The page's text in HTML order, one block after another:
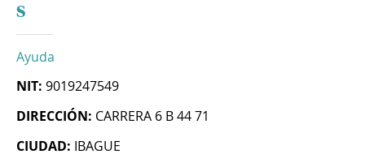
S
Ayuda
NIT: 9019247549
DIRECCIÓN: CARRERA 6 B 44 71
CIUDAD: IBAGUE